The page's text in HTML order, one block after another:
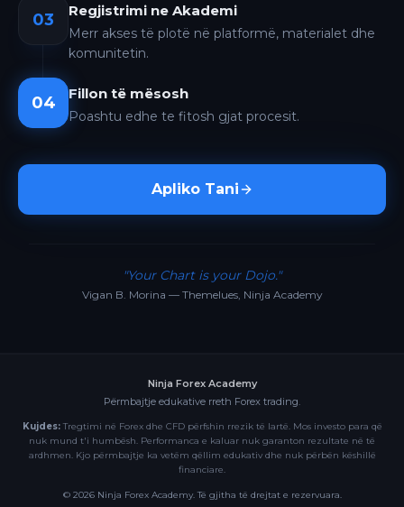
03 Regjistrimi ne Akademi
Merr akses të plotë në platformë, materialet dhe
komunitetin.
04 Fillon të mësosh
Poashtu edhe te fitosh gjat procesit.
Apliko Tani
"Your Chart is your Dojo."
Vigan B. Morina — Themelues, Ninja Academy
Ninja Forex Academy
Përmbajtje edukative rreth Forex trading.
Kujdes:Tregtimi në Forex dhe CFD përfshin rrezik të lartë. Mos investo para që
nuk mund t'i humbësh. Performanca e kaluar nuk garanton rezultate në të
ardhmen. Kjo përmbajtje ka vetëm qëllim edukativ dhe nuk përbën këshillë
financiare.
© 2026Ninja Forex Academy. Të gjitha të drejtat e rezervuara.